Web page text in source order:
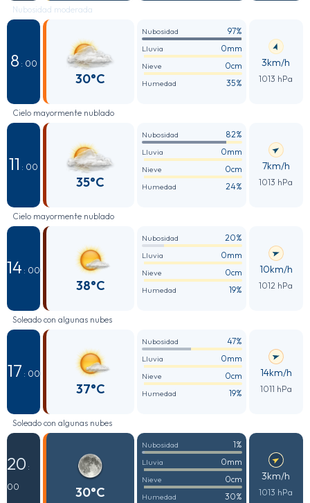
Nubosidad moderada
8 : 00
30°C
Nubosidad 97%
Lluvia 0mm
Nieve 0cm
Humedad 35%
3km/h
1013 hPa
Cielo mayormente nublado
11 : 00
35°C
Nubosidad 82%
Lluvia 0mm
Nieve 0cm
Humedad 24%
7km/h
1013 hPa
Cielo mayormente nublado
14 : 00
38°C
Nubosidad 20%
Lluvia 0mm
Nieve 0cm
Humedad 19%
10km/h
1012 hPa
Soleado con algunas nubes
17 : 00
37°C
Nubosidad 47%
Lluvia 0mm
Nieve 0cm
Humedad 19%
14km/h
1011 hPa
Soleado con algunas nubes
20 :
00
30°C
Nubosidad 1%
Lluvia 0mm
Nieve 0cm
Humedad 30%
3km/h
1013 hPa